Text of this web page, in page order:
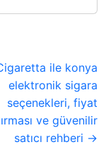
ile konya
elektronik sigara
seçenekleri, fiyat
ve güvenilir
satıcı rehberi →